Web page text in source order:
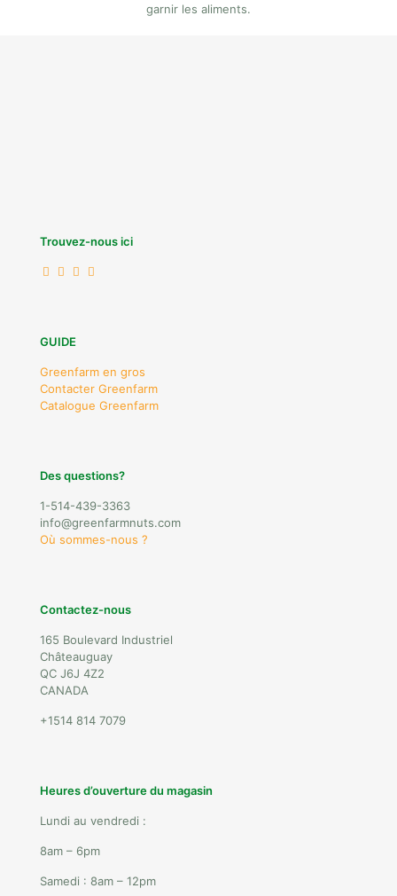
garnir les aliments.
Trouvez-nous ici
GUIDE
Greenfarm en gros
Contacter Greenfarm
Catalogue Greenfarm
Des questions?
1-514-439-3363
info@greenfarmnuts.com
Où sommes-nous ?
Contactez-nous
165 Boulevard Industriel
Châteauguay
QC J6J 4Z2
CANADA
+1514 814 7079
Heures d’ouverture du magasin
Lundi au vendredi :
8am – 6pm
Samedi : 8am – 12pm